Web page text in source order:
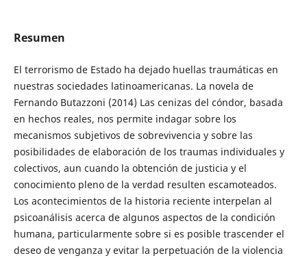
Resumen
El terrorismo de Estado ha dejado huellas traumáticas en
nuestras sociedades latinoamericanas. La novela de
Fernando Butazzoni (2014) Las cenizas del cóndor, basada
en hechos reales, nos permite indagar sobre los
mecanismos subjetivos de sobrevivencia y sobre las
posibilidades de elaboración de los traumas individuales y
colectivos, aun cuando la obtención de justicia y el
conocimiento pleno de la verdad resulten escamoteados.
Los acontecimientos de la historia reciente interpelan al
psicoanálisis acerca de algunos aspectos de la condición
humana, particularmente sobre si es posible trascender el
deseo de venganza y evitar la perpetuación de la violencia